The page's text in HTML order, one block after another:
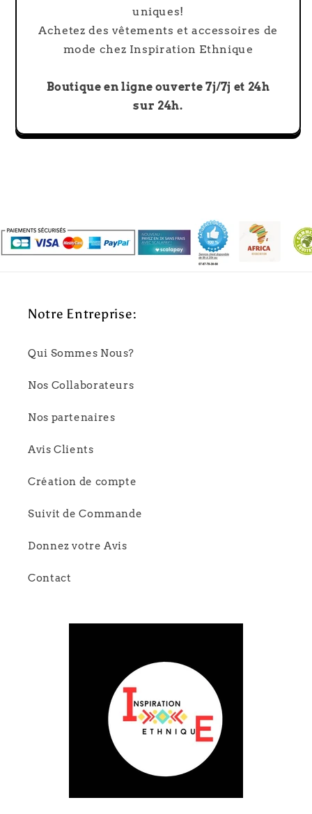
uniques!
Achetez des vêtements et accessoires de
mode chez Inspiration Ethnique
Boutique en ligne ouverte 7j/7j et 24h
sur 24h.
Notre Entreprise:
Qui Sommes Nous?
Nos Collaborateurs
Nos partenaires
Avis Clients
Création de compte
Suivit de Commande
Donnez votre Avis
Contact